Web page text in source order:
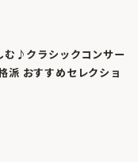
む♪クラシックコンサー
派 おすすめセレクショ